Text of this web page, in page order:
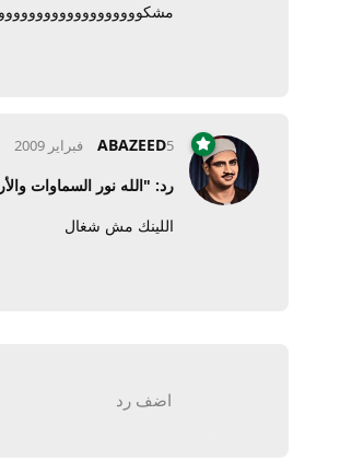
ABAZEED5 فبراير 2009
رد: "الله نور السماوات
اللينك مش شغال
اضف رد